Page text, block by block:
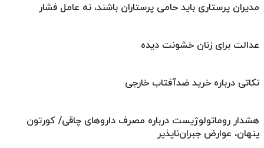
مدیران پرستاری باید حامی پرستاران باشند، نه عامل فشار
عدالت برای زنان خشونت دیده
نکاتی درباره خرید ضدآفتاب خارجی
هشدار روماتولوژیست درباره مصرف داروهای چاقی/ کورتون
پنهان، عوارض جبران‌ناپذیر